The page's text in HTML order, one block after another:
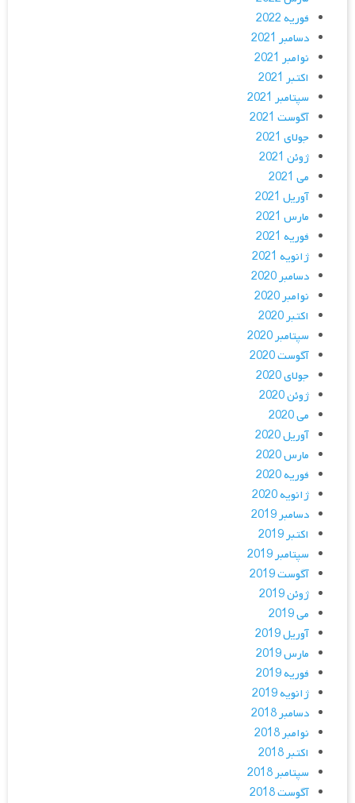
فوریه 2022
دسامبر 2021
نوامبر 2021
اکتبر 2021
سپتامبر 2021
آگوست 2021
جولای 2021
ژوئن 2021
می 2021
آوریل 2021
مارس 2021
فوریه 2021
ژانویه 2021
دسامبر 2020
نوامبر 2020
اکتبر 2020
سپتامبر 2020
آگوست 2020
جولای 2020
ژوئن 2020
می 2020
آوریل 2020
مارس 2020
فوریه 2020
ژانویه 2020
دسامبر 2019
اکتبر 2019
سپتامبر 2019
آگوست 2019
ژوئن 2019
می 2019
آوریل 2019
مارس 2019
فوریه 2019
ژانویه 2019
دسامبر 2018
نوامبر 2018
اکتبر 2018
سپتامبر 2018
آگوست 2018